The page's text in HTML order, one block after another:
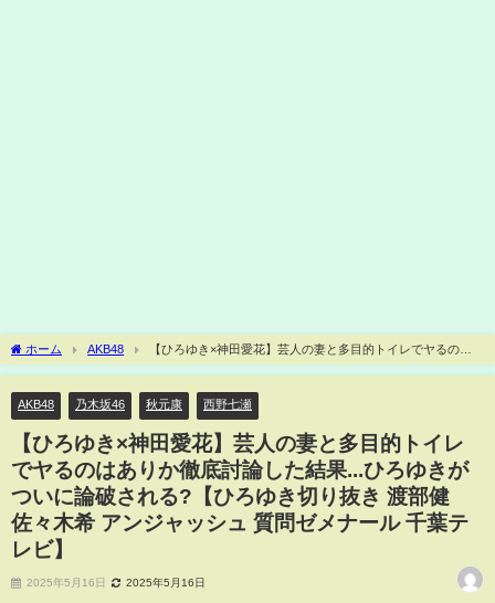
ホーム AKB48
【ひろゆき×神田愛花】芸人の妻と多目的トイレでヤるのは
ありか徹底討論した結果...ひろゆきがついに論破される?【ひろゆき切り抜き 渡部健
AKB48
乃木坂46 秋元康 西野七瀬
【ひろゆき×神田愛花】芸人の妻と多目的トイレ
でヤるのはありか徹底討論した結果...ひろゆきが
ついに論破される?【ひろゆき切り抜き 渡部健
佐々木希 アンジャッシュ 質問ゼメナール 千葉テ
レビ】
2025年5月16日 2025年5月16日